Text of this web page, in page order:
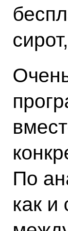
По
как